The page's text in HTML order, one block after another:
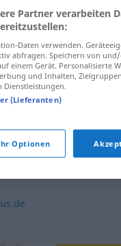
vertraulich
für
Partner verarbeiten
Daten verwenden.
abfragen. Speichern von
einem Gerät. Personalisierte
und Inhalten,
Dienstleistungen.
(Lieferanten)
Optionen